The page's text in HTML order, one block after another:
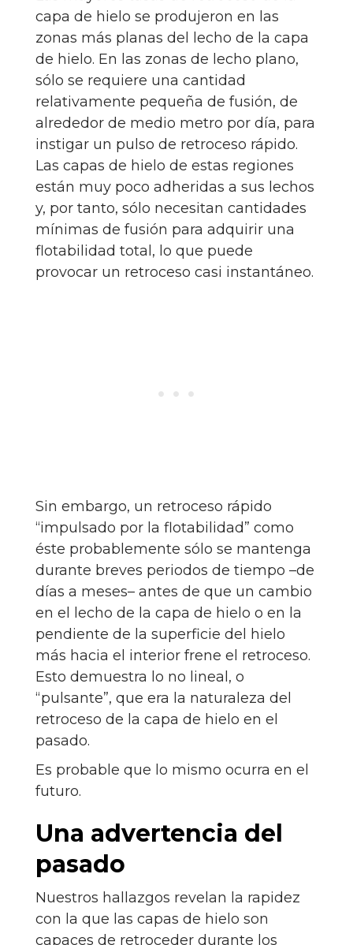
capa de hielo se produjeron en las
zonas más planas del lecho de la capa
de hielo. En las zonas de lecho plano,
sólo se requiere una cantidad
relativamente pequeña de fusión, de
alrededor de medio metro por día, para
instigar un pulso de retroceso rápido.
Las capas de hielo de estas regiones
están muy poco adheridas a sus lechos
y, por tanto, sólo necesitan cantidades
mínimas de fusión para adquirir una
flotabilidad total, lo que puede
provocar un retroceso casi instantáneo.
Sin embargo, un retroceso rápido
“impulsado por la flotabilidad” como
éste probablemente sólo se mantenga
durante breves periodos de tiempo –de
días a meses– antes de que un cambio
en el lecho de la capa de hielo o en la
pendiente de la superficie del hielo
más hacia el interior frene el retroceso.
Esto demuestra lo no lineal, o
“pulsante”, que era la naturaleza del
retroceso de la capa de hielo en el
pasado.
Es probable que lo mismo ocurra en el
futuro.
Una advertencia del
pasado
Nuestros hallazgos revelan la rapidez
con la que las capas de hielo son
capaces de retroceder durante los